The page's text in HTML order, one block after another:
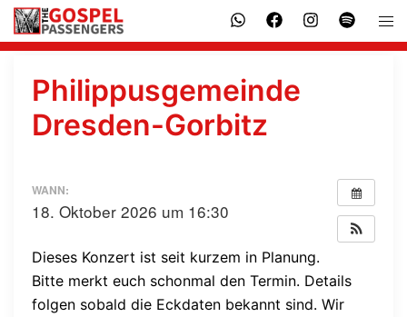
Zum
Inhalt
Philippusgemeinde
Dresden-Gorbitz
WANN:
18. Oktober 2026 um 16:30
Dieses Konzert ist seit kurzem in Planung.
Bitte merkt euch schonmal den Termin. Details
folgen sobald die Eckdaten bekannt sind. Wir